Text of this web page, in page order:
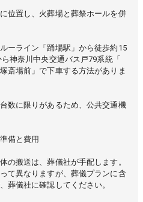
位置し、火葬場と葬祭ホールを併
ーライン「踊場駅」から徒歩約15
神奈川中央交通バス戸79系統「
斎場前」で下車する方法がありま
数に限りがあるため、公共交通機
備と費用
の搬送は、葬儀社が手配します。
て異なりますが、葬儀プランに含
葬儀社に確認してください。